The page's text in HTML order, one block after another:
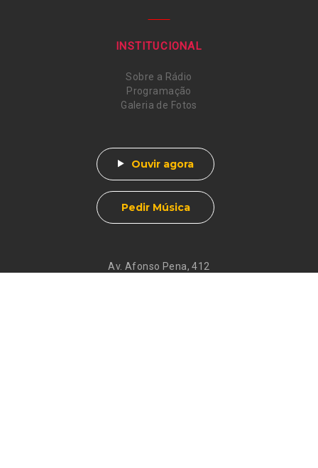
Av. Afonso Pena, 412
INSTITUCIONAL
Sobre a Rádio
Programação
Galeria de Fotos
Ouvir agora
Pedir Música